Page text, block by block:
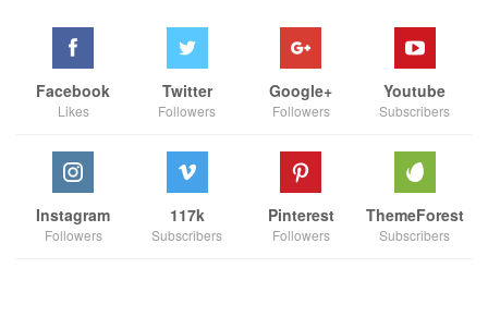
สวยงาม ที่นักท่องเที่ยวสามารถเที่ยวชมอาคารเก่า หอศิลป์ และ
ร้านงานอาร์ท ซึ่งเหมาะอย่างยิ่งสำหรับใช้เป็นพื้นที่จัดกิจกรรม
สร้างสรรค์ เช่น กิจกรรมสันทนาการ นิทรรศการ เวิร์กช็อป และ
ตลาดศิลปะ
Facebook
Likes
Twitter
Followers
Google+
Followers
Youtube
Subscribers
Instagram
Followers
117k
Subscribers
Pinterest
Followers
ThemeForest
Subscribers